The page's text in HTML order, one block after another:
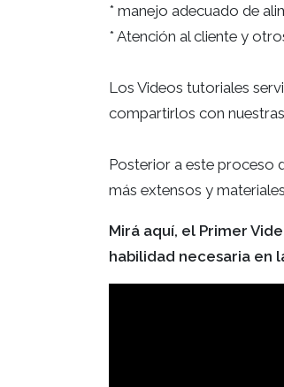
* manejo adecuado de
* Atención al cliente y
Los Videos tutoriales
compartirlos con
Posterior a este proceso
más extensos y
Mirá aquí, el Primer
habilidad necesaria en